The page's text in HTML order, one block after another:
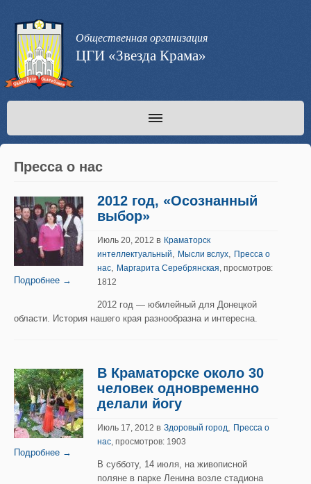
Общественная организация
ЦГИ «Звезда Крама»
Пресса о нас
Подробнее →
2012 год, «Осознанный
выбор»
Июль 20, 2012 в Краматорск
интеллектуальный, Мысли вслух, Пресса о
нас, Маргарита Серебрянская, просмотров:
1812
2012 год — юбилейный для Донецкой
области. История нашего края разнообразна и интересна.
Подробнее →
В Краматорске около 30
человек одновременно
делали йогу
Июль 17, 2012 в Здоровый город, Пресса о
нас, просмотров: 1903
В субботу, 14 июля, на живописной
поляне в парке Ленина возле стадиона